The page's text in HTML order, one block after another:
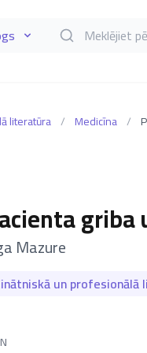
Meklēt grāmatas
literatūra / Medicīna /
Mazure
un